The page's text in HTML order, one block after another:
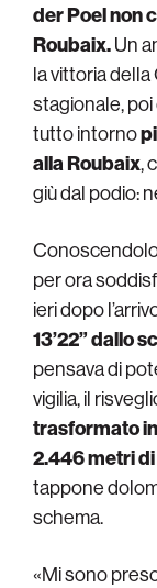
der Poel non
Roubaix.Un
la vittoria
stagionale,
tutto intorno
alla Roubaix,
giù dal podio:
per ora
ieri dopo
13’22” dallo
pensava di
vigilia, il
trasformato
2.446 metri
tappone
schema.
«Mi sono